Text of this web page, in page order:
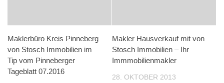
Maklerbüro Kreis Pinneberg
von Stosch Immobilien im
Tip vom Pinneberger
Tageblatt 07.2016
Makler Hausverkauf mit von
Stosch Immobilien – Ihr
Immmobilienmakler
28. OKTOBER 2013